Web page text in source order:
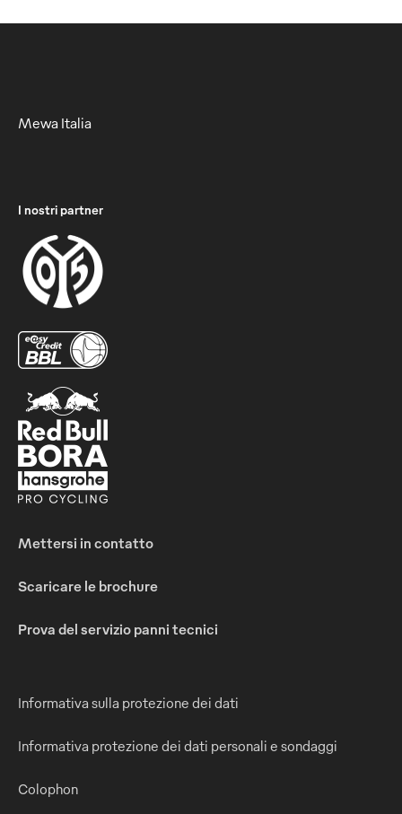
Mewa Italia
I nostri partner
Mettersi in contatto
Scaricare le brochure
Prova del servizio panni tecnici
Informativa sulla protezione dei dati
Informativa protezione dei dati personali e sondaggi
Colophon